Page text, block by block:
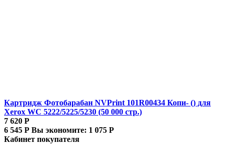
Картридж Фотобарабан NVPrint 101R00434 Копи- () для
Xerox WC 5222/5225/5230 (50 000 стр.)
7 620 Р
6 545 Р Вы экономите: 1 075 Р
Кабинет покупателя